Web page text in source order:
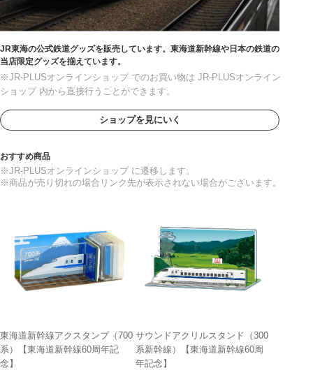
JR東海の公式鉄道グッズを販売しています。東海道新幹線や日本の鉄道の
当店限定グッズを揃えています。
※JR-PLUSオンラインショップ でのお買い物は JR-PLUSオンライン
ショップ 内から直接行うことができます。
ショップを見にいく
おすすめ商品
※JR-PLUSオンラインショップ に遷移します。
※商品が売り切れの場合リンク先が表示されない場合がございます。
東海道新幹線アクスタンプ（700
系）【東海道新幹線60周年記
念】
サウンドアクリルスタンド（300
系新幹線）【東海道新幹線60周
年記念】